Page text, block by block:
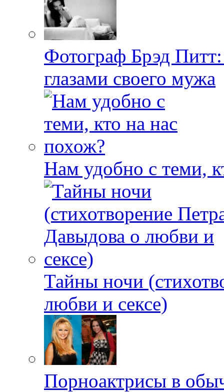
Фотограф Брэд
глазами своего мужа
Нам удобно с теми,
Тайны ночи
любви и сексе)
Порноактрисы в